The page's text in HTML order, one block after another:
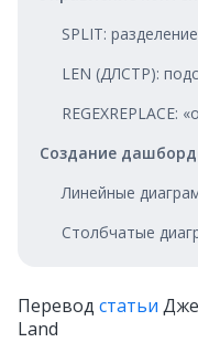
SPLIT:
LEN (ДЛСТР):
REGEXREPLACE:
Создание
Линейные
Столбчатые
Перевод статьи
Land